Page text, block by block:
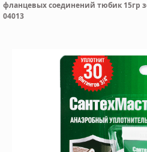
фланцевых соединений тюбик 15гр
04013